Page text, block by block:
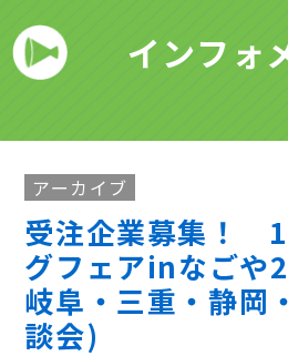
インフォ
アーカイブ
受注企業募集！
グフェアinなごや
岐阜・三重・静岡
談会)